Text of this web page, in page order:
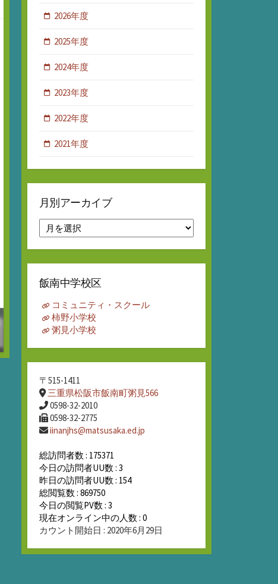
2026年度
2025年度
2024年度
2023年度
2022年度
2021年度
月別アーカイブ
別
ア
ー
イ
飯南中学校区
コミュニティ・スクール
柿野小学校
粥見小学校
〒515-1411
三重県松阪市飯南町粥見566
0598-32-2010
0598-32-2775
iinanjhs@matsusaka.ed.jp
総訪問者数 : 175371
今日の訪問者UU数 : 3
昨日の訪問者UU数 : 154
総閲覧数 : 869750
今日の閲覧PV数 : 3
現在オンライン中の人数 : 0
カウント開始日 : 2020年6月29日